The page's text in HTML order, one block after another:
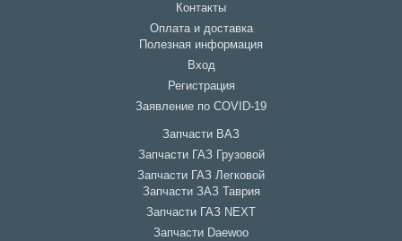
Контакты
Оплата и доставка
Полезная информация
Вход
Регистрация
Заявление по COVID-19
Запчасти ВАЗ
Запчасти ГАЗ Грузовой
Запчасти ГАЗ Легковой
Запчасти ЗАЗ Таврия
Запчасти ГАЗ NEXT
Запчасти Daewoo